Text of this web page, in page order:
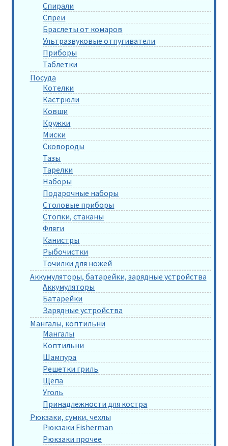
Спирали
Спреи
Браслеты от комаров
Ультразвуковые отпугиватели
Приборы
Таблетки
Посуда
Котелки
Кастрюли
Ковши
Кружки
Миски
Сковороды
Тазы
Тарелки
Наборы
Подарочные наборы
Столовые приборы
Стопки, стаканы
Фляги
Канистры
Рыбочистки
Точилки для ножей
Аккумуляторы, батарейки, зарядные устройства
Аккумуляторы
Батарейки
Зарядные устройства
Мангалы, коптильни
Мангалы
Коптильни
Шампура
Решетки гриль
Щепа
Уголь
Принадлежности для костра
Рюкзаки, сумки, чехлы
Рюкзаки Fisherman
Рюкзаки прочее